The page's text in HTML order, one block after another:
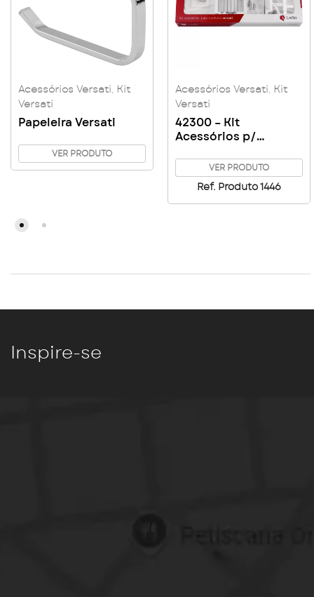
Acessórios Versati, Kit
Versati
Papeleira Versati
VER PRODUTO
Acessórios Versati, Kit
Versati
42300 – Kit
Acessórios p/
PeçasVER PRODUTO
Ref. Produto 1446
Inspire-se